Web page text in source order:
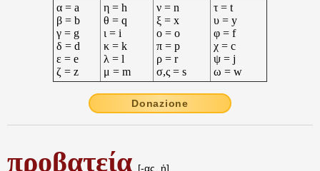
α = a
β = b
γ = g
δ = d
ε = e
ζ = z
η = h
θ = q
ι = i
κ = k
λ = l
μ = m
ν = n
ξ = x
ο = o
π = p
ρ = r
σ,ς = s
τ = t
υ = y
φ = f
χ = c
ψ = j
ω = w
Donazione
προβατεία [-ας, ἡ]